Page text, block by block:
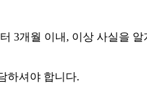
3개월 이내, 이상 사실을
하셔야 합니다.